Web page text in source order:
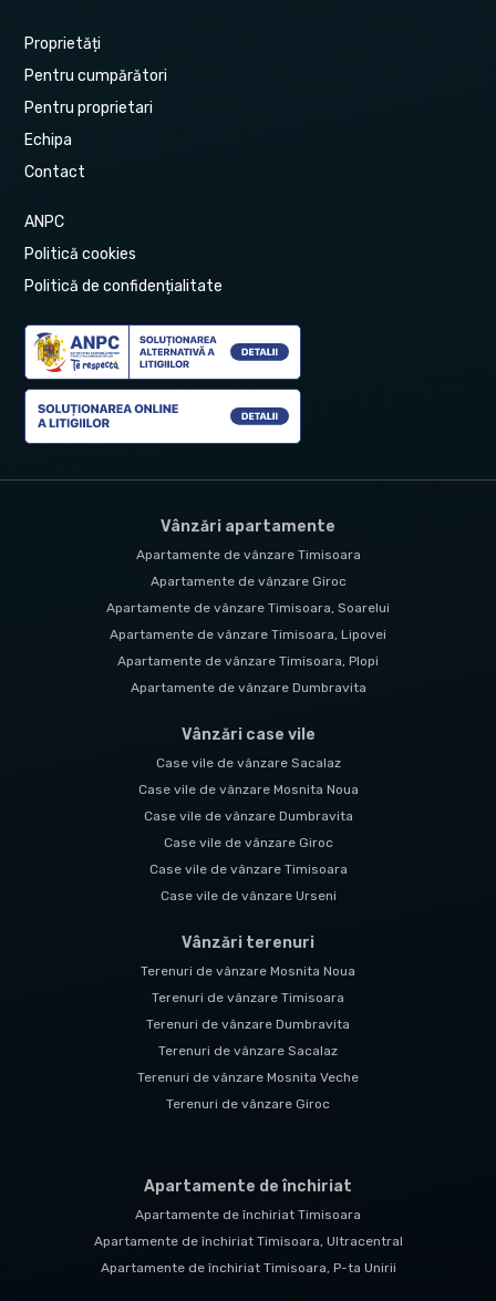
Proprietăți
Pentru cumpărători
Pentru proprietari
Echipa
Contact
ANPC
Politică cookies
Politică de confidențialitate
Vânzări apartamente
Apartamente de vânzare Timisoara
Apartamente de vânzare Giroc
Apartamente de vânzare Timisoara, Soarelui
Apartamente de vânzare Timisoara, Lipovei
Apartamente de vânzare Timisoara, Plopi
Apartamente de vânzare Dumbravita
Vânzări case vile
Case vile de vânzare Sacalaz
Case vile de vânzare Mosnita Noua
Case vile de vânzare Dumbravita
Case vile de vânzare Giroc
Case vile de vânzare Timisoara
Case vile de vânzare Urseni
Vânzări terenuri
Terenuri de vânzare Mosnita Noua
Terenuri de vânzare Timisoara
Terenuri de vânzare Dumbravita
Terenuri de vânzare Sacalaz
Terenuri de vânzare Mosnita Veche
Terenuri de vânzare Giroc
Apartamente de închiriat
Apartamente de închiriat Timisoara
Apartamente de închiriat Timisoara, Ultracentral
Apartamente de închiriat Timisoara, P-ta Unirii